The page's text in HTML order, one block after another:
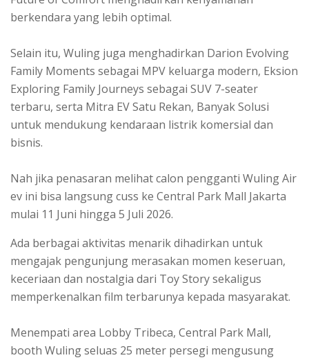
berkendara yang lebih optimal.
Selain itu, Wuling juga menghadirkan Darion Evolving
Family Moments sebagai MPV keluarga modern, Eksion
Exploring Family Journeys sebagai SUV 7-seater
terbaru, serta Mitra EV Satu Rekan, Banyak Solusi
untuk mendukung kendaraan listrik komersial dan
bisnis.
Nah jika penasaran melihat calon pengganti Wuling Air
ev ini bisa langsung cuss ke Central Park Mall Jakarta
mulai 11 Juni hingga 5 Juli 2026.
Ada berbagai aktivitas menarik dihadirkan untuk
mengajak pengunjung merasakan momen keseruan,
keceriaan dan nostalgia dari Toy Story sekaligus
memperkenalkan film terbarunya kepada masyarakat.
Menempati area Lobby Tribeca, Central Park Mall,
booth Wuling seluas 25 meter persegi mengusung